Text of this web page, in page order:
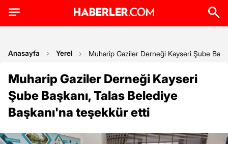
Anasayfa Yerel Muharip Gaziler Derneği Kayseri Şube
Muharip Gaziler Derneği Kayseri
Şube Başkanı, Talas Belediye
Başkanı'na teşekkür etti